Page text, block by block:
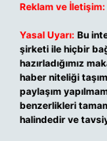
Reklam ve İletişim:
Yasal Uyarı: Bu
şirketi ile hiçbir
hazırladığımız
haber niteliği
paylaşım
benzerlikleri
halindedir ve